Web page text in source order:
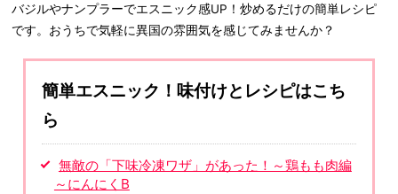
バジルやナンプラーでエスニック感UP！炒めるだけの簡単レシピ
です。おうちで気軽に異国の雰囲気を感じてみませんか？
簡単エスニック！味付けとレシピはこち
ら
無敵の「下味冷凍ワザ」があった！～鶏もも肉編
～にんにくB